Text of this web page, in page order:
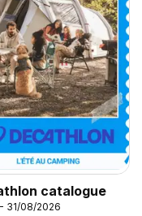
catalogue
31/08/2026